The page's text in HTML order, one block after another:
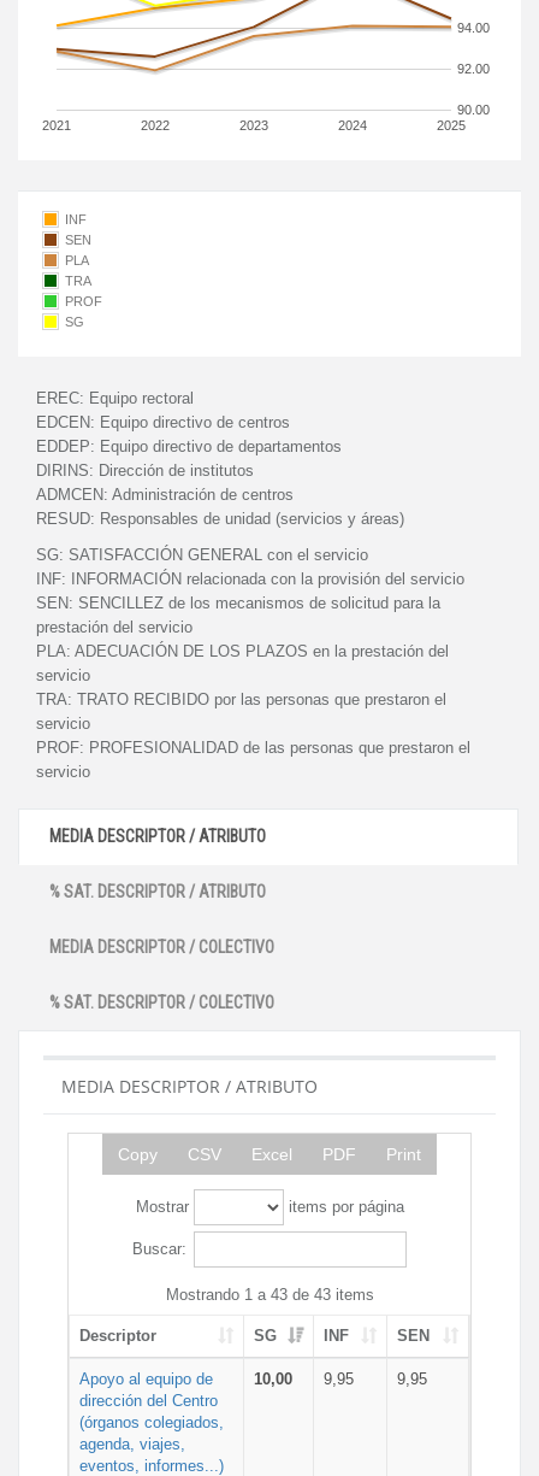
2021 2022 2023 2024 2025
90.00
92.00
94.00
INF
SEN
PLA
TRA
PROF
SG
EREC: Equipo rectoral
EDCEN: Equipo directivo de centros
EDDEP: Equipo directivo de departamentos
DIRINS: Dirección de institutos
ADMCEN: Administración de centros
RESUD: Responsables de unidad (servicios y áreas)
SG: SATISFACCIÓN GENERAL con el servicio
INF:
INFORMACIÓN relacionada con la provisión del servicio
SEN: SENCILLEZ de los mecanismos de solicitud para la
prestación del servicio
PLA: ADECUACIÓN DE LOS PLAZOS en la prestación del
servicio
TRA: TRATO RECIBIDO por las personas que prestaron el
servicio
PROF: PROFESIONALIDAD de las personas que prestaron el
servicio
MEDIA DESCRIPTOR / ATRIBUTO
% SAT. DESCRIPTOR / ATRIBUTO
MEDIA DESCRIPTOR / COLECTIVO
% SAT. DESCRIPTOR / COLECTIVO
MEDIA DESCRIPTOR / ATRIBUTO
Copy CSV Excel PDF Print
Mostrar items por página
Buscar:
Mostrando 1 a 43 de 43 items
Descriptor SG INF SEN
Apoyo al equipo de
dirección del Centro
(órganos colegiados,
agenda, viajes,
eventos, informes...)
10,00 9,95 9,95